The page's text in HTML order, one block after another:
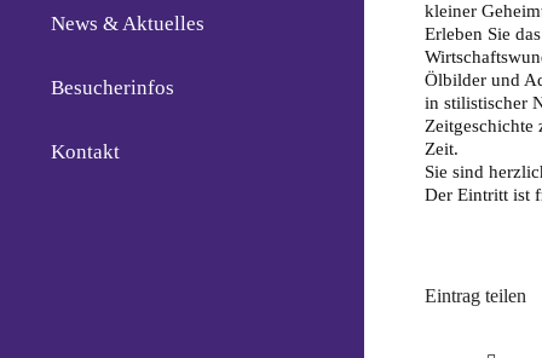
News & Aktuelles
Besucherinfos
Kontakt
kleiner
Erleben Sie
Ölbilder und
in stilistischer
Zeitgeschichte
Zeit.
Sie sind
Der Eintritt ist
Eintrag teilen